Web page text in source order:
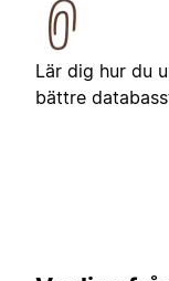
Lär dig hur du
bättre